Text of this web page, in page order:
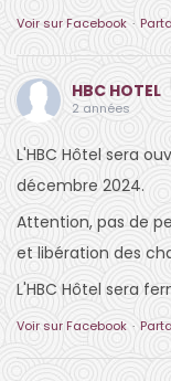
Voir sur Facebook ·
HBC HOTEL
2 années
L'HBC Hôtel sera
décembre 2024.
Attention, pas de
et libération des
L'HBC Hôtel sera
Voir sur Facebook ·